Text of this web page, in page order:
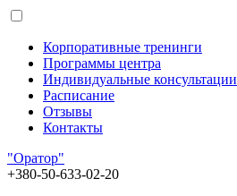
Корпоративные тренинги
Программы центра
Индивидуальные консультации
Расписание
Отзывы
Контакты
"Оратор"
+380-50-633-02-20